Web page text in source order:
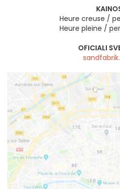
Heure creuse /
Heure pleine /
OFICIALI